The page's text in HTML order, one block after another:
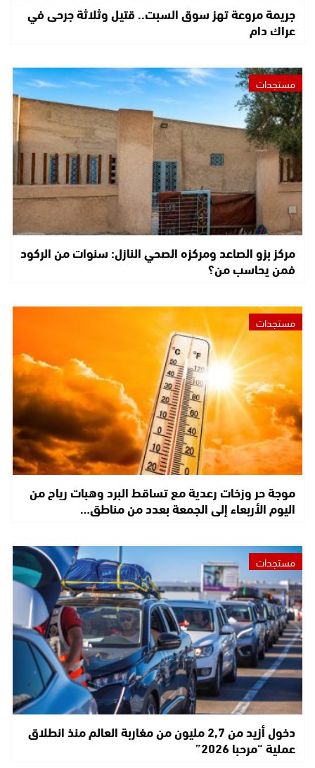
جريمة مروعة تهز سوق السبت.. قتيل وثلاثة جرحى في
عراك دام
مستجدات
مركز بزو الصاعد ومركزه الصحي النازل: سنوات من الركود
فمن يحاسب من؟
مستجدات
موجة حر وزخات رعدية مع تساقط البرد وهبات رياح من
اليوم الأربعاء إلى الجمعة بعدد من مناطق…
مستجدات
دخول أزيد من 2,7 مليون من مغاربة العالم منذ انطلاق
عملية “مرحبا 2026”